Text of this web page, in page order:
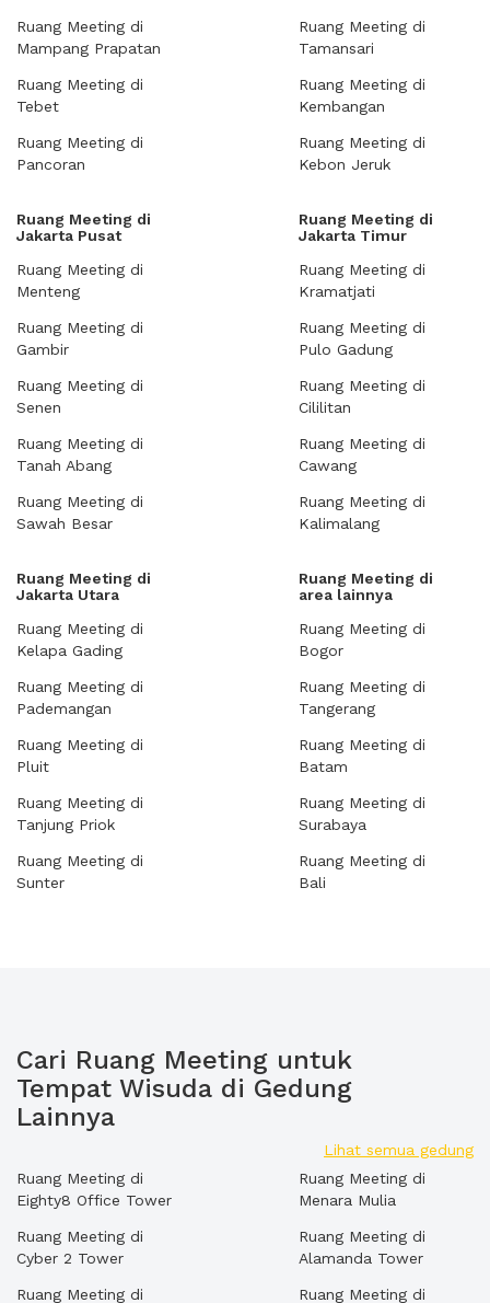
Ruang Meeting di
Mampang Prapatan
Ruang Meeting di
Tebet
Ruang Meeting di
Pancoran
Ruang Meeting di
Tamansari
Ruang Meeting di
Kembangan
Ruang Meeting di
Kebon Jeruk
Ruang Meeting di
Jakarta Pusat
Ruang Meeting di
Menteng
Ruang Meeting di
Gambir
Ruang Meeting di
Senen
Ruang Meeting di
Tanah Abang
Ruang Meeting di
Sawah Besar
Ruang Meeting di
Jakarta Timur
Ruang Meeting di
Kramatjati
Ruang Meeting di
Pulo Gadung
Ruang Meeting di
Cililitan
Ruang Meeting di
Cawang
Ruang Meeting di
Kalimalang
Ruang Meeting di
Jakarta Utara
Ruang Meeting di
Kelapa Gading
Ruang Meeting di
Pademangan
Ruang Meeting di
Pluit
Ruang Meeting di
Tanjung Priok
Ruang Meeting di
Sunter
Ruang Meeting di
area lainnya
Ruang Meeting di
Bogor
Ruang Meeting di
Tangerang
Ruang Meeting di
Batam
Ruang Meeting di
Surabaya
Ruang Meeting di
Bali
Cari Ruang Meeting untuk
Tempat Wisuda di Gedung
Lainnya
Lihat semua gedung
Ruang Meeting di
Eighty8 Office Tower
Ruang Meeting di
Cyber 2 Tower
Ruang Meeting di
Ruang Meeting di
Menara Mulia
Ruang Meeting di
Alamanda Tower
Ruang Meeting di